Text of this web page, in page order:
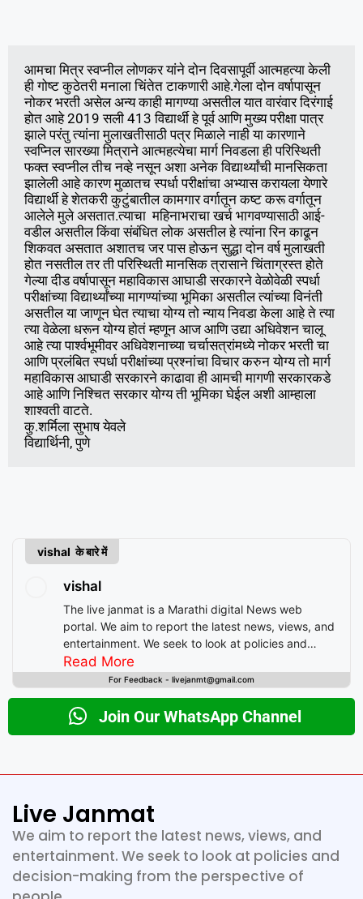
आमचा मित्र स्वप्नील लोणकर यांने दोन दिवसापूर्वी आत्महत्या केली
ही गोष्ट कुठेतरी मनाला चिंतेत टाकणारी आहे.गेला दोन वर्षापासून
नोकर भरती असेल अन्य काही मागण्या असतील यात वारंवार दिरंगाई
होत आहे 2019 सली 413 विद्यार्थी हे पूर्व आणि मुख्य परीक्षा पात्र
झाले परंतु त्यांना मुलाखतीसाठी पत्र मिळाले नाही या कारणाने
स्वप्निल सारख्या मित्राने आत्महत्येचा मार्ग निवडला ही परिस्थिती
फक्त स्वप्नील तीच नव्हे नसून अशा अनेक विद्यार्थ्यांची मानसिकता
झालेली आहे कारण मुळातच स्पर्धा परीक्षांचा अभ्यास करायला येणारे
विद्यार्थी हे शेतकरी कुटुंबातील कामगार वर्गातून कष्ट करू वर्गातून
आलेले मुले असतात.त्याचा  महिनाभराचा खर्च भागवण्यासाठी आई-
वडील असतील किंवा संबंधित लोक असतील हे त्यांना रिन काढून
शिकवत असतात अशातच जर पास होऊन सुद्धा दोन वर्ष मुलाखती
होत नसतील तर ती परिस्थिती मानसिक त्रासाने चिंताग्रस्त होते
गेल्या दीड वर्षापासून महाविकास आघाडी सरकारने वेळोवेळी स्पर्धा
परीक्षांच्या विद्यार्थ्यांच्या मागण्यांच्या भूमिका असतील त्यांच्या विनंती
असतील या जाणून घेत त्याचा योग्य तो न्याय निवडा केला आहे ते त्या
त्या वेळेला धरून योग्य होतं म्हणून आज आणि उद्या अधिवेशन चालू
आहे त्या पार्श्वभूमीवर अधिवेशनाच्या चर्चासत्रांमध्ये नोकर भरती चा
आणि प्रलंबित स्पर्धा परीक्षांच्या प्रश्नांचा विचार करुन योग्य तो मार्ग
महाविकास आघाडी सरकारने काढावा ही आमची मागणी सरकारकडे
आहे आणि निश्चित सरकार योग्य ती भूमिका घेईल अशी आम्हाला
शाश्वती वाटते.
कु.शर्मिला सुभाष येवले
विद्यार्थिनी, पुणे
vishal के बारे में
vishal
The live janmat is a Marathi digital News web
portal. We aim to report the latest news, views, and
entertainment. We seek to look at policies and
decision-making from the perspective of people.
Read More
For Feedback - livejanmt@gmail.com
Join Our WhatsApp Channel
Live Janmat
We aim to report the latest news, views, and
entertainment. We seek to look at policies and
decision-making from the perspective of